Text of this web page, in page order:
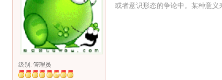
级别: 管理员
或者意识形态的争论中。某种意